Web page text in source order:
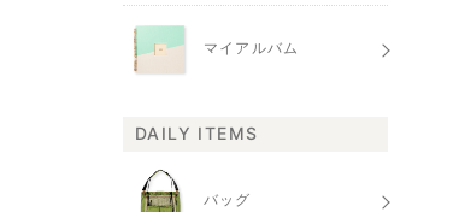
マイアルバム
DAILY ITEMS
バッグ